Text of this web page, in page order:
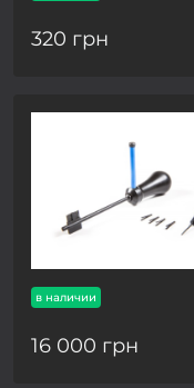
320 грн
в наличии
16 000 грн